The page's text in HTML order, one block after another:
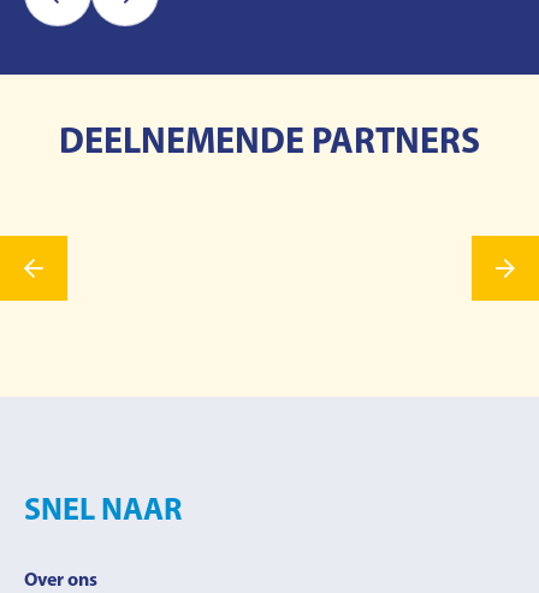
DEELNEMENDE PARTNERS
SNEL NAAR
Over ons